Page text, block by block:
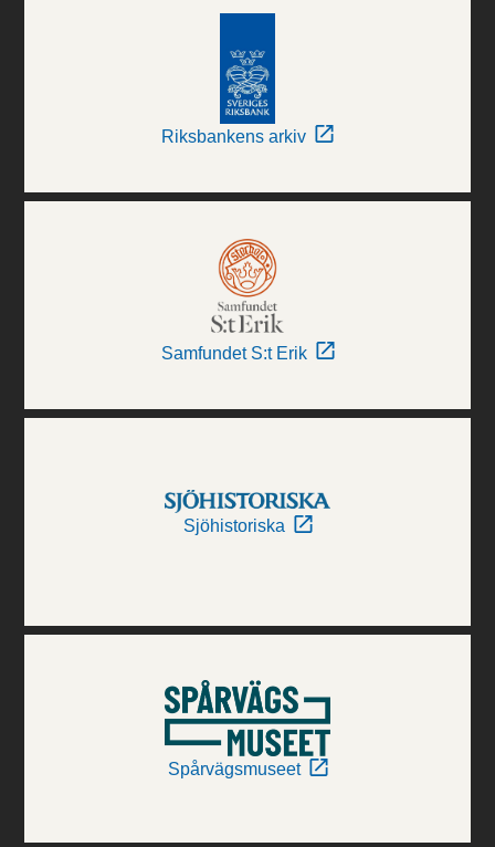
Riksbankens arkiv
Samfundet S:t Erik
Sjöhistoriska
Spårvägsmuseet